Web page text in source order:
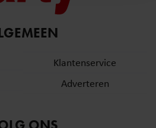
van onze site met onze
adverteren en analyse. Deze
verstrekt of die ze hebben
als u onze website blijft
Klantenservice
Adverteren